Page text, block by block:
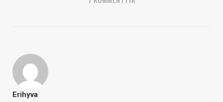
Erihyva